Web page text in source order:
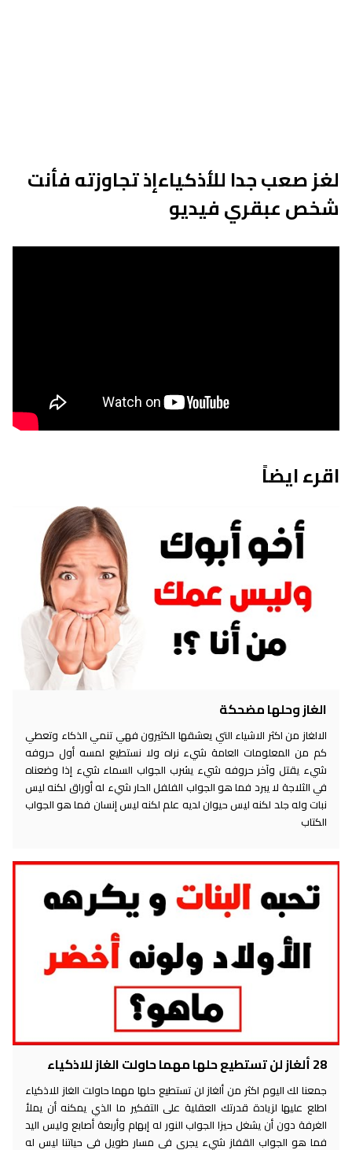
لغز صعب جدا للأذكياءإذ تجاوزته فأنت
شخص عبقري فيديو
اقرء ايضاً
الغاز وحلها مضحكة
الالغاز من اكثر الاشياء التي يعشقها الكثيرون فهي تنمي الذكاء وتعطي
كم من المعلومات العامة شيء نراه ولا نستطيع لمسه أول حروفه
شيء يقتل وآخر حروفه شيء يشرب الجواب السماء شيء إذا وضعناه
في الثلاجة لا يبرد فما هو الجواب الفلفل الحار شيء له أوراق لكنه ليس
نبات وله جلد لكنه ليس حيوان لديه علم لكنه ليس إنسان فما هو الجواب
الكتاب
28 ألغاز لن تستطيع حلها مهما حاولت الغاز للاذكياء
جمعنا لك اليوم اكثر من ألغاز لن تستطيع حلها مهما حاولت الغاز للاذكياء
اطلع عليها لزيادة قدرتك العقلية على التفكير ما الذي يمكنه أن يملأ
الغرفة دون أن يشغل حيزا الجواب النور له إبهام وأربعة أصابع وليس اليد
فما هو الجواب القفاز شيء يجري في مسار طويل في حياتنا ليس له